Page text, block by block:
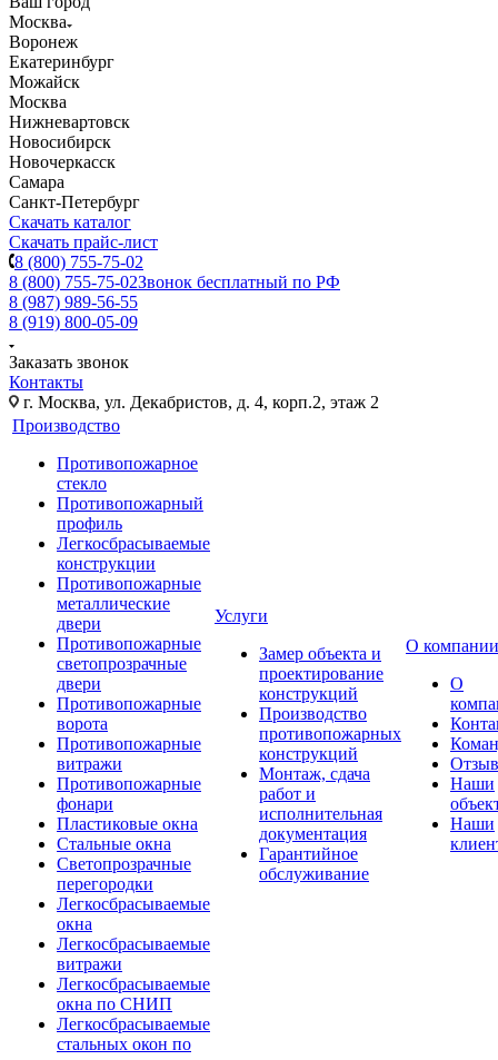
Москва
Воронеж
Екатеринбург
Можайск
Москва
Нижневартовск
Новосибирск
Новочеркасск
Самара
Санкт-Петербург
Скачать каталог
Скачать прайс-лист
8 (800) 755-75-02
8 (800) 755-75-02Звонок бесплатный по РФ
8 (987) 989-56-55
8 (919) 800-05-09
Заказать звонок
Контакты
г. Москва, ул. Декабристов, д. 4, корп.2, этаж 2
Производство
Противопожарное
стекло
Противопожарный
профиль
Легкосбрасываемые
конструкции
Противопожарные
металлические
двери
Противопожарные
светопрозрачные
двери
Противопожарные
ворота
Противопожарные
витражи
Противопожарные
фонари
Пластиковые окна
Стальные окна
Светопрозрачные
перегородки
Легкосбрасываемые
окна
Легкосбрасываемые
витражи
Легкосбрасываемые
окна по СНИП
Легкосбрасываемые
стальных окон по
Услуги
Замер объекта и
проектирование
конструкций
Производство
противопожарных
конструкций
Монтаж, сдача
работ и
исполнительная
документация
Гарантийное
обслуживание
О компании
О
Наши
Наши